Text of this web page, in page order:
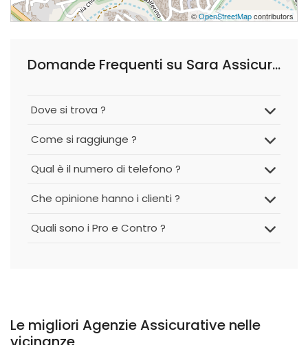
©OpenStreetMapcontributors
Domande Frequenti su Sara Assicurazioni - Agenzia di Bitonto
Dove si trova ?
Come si raggiunge ?
Qual è il numero di telefono ?
Che opinione hanno i clienti ?
Quali sono i Pro e Contro ?
Le migliori Agenzie Assicurative nelle